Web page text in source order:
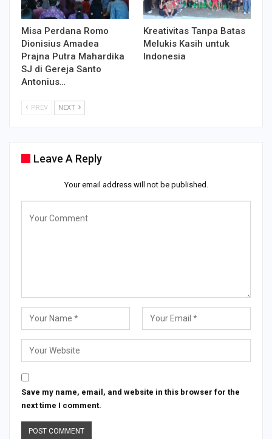
Misa Perdana Romo
Dionisius Amadea
Prajna Putra Mahardika
SJ di Gereja Santo
Antonius…
Kreativitas Tanpa Batas
Melukis Kasih untuk
Indonesia
PREV NEXT
Leave A Reply
Your email address will not be published.
Save my name, email, and website in this browser for the
next time I comment.